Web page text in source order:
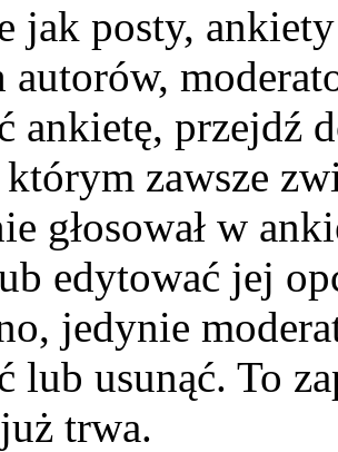
jak posty,
autorów,
ankietę, przejdź
zawsze
głosował w
edytować jej
jedynie
lub usunąć. To
trwa.